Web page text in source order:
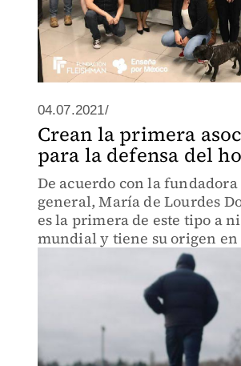
04.07.2021/
Crean la primera
para la defensa del
De acuerdo con la
general, María de Lourdes
es la primera de este tipo a
mundial y tiene su origen en